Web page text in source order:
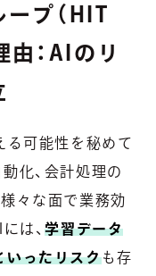
プ（HIT
由：AIのリ
る可能性を秘めて
化、会計処理の
々な面で業務効
は、学習データ
いったリスクも存